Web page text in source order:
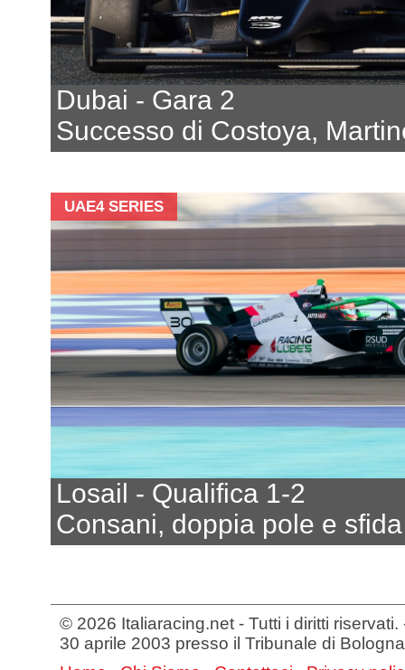
Dubai - Gara 2
Successo di Costoya,
UAE4 SERIES
Losail - Qualifica 1-2
Consani, doppia pole e
© 2026 Italiaracing.net - Tutti i diritti
30 aprile 2003 presso il Tribunale di Bologna